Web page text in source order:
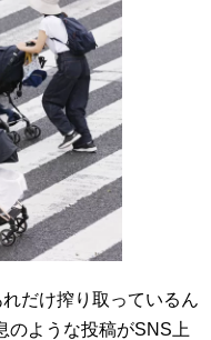
だけ搾り取っているん
のような投稿がSNS上